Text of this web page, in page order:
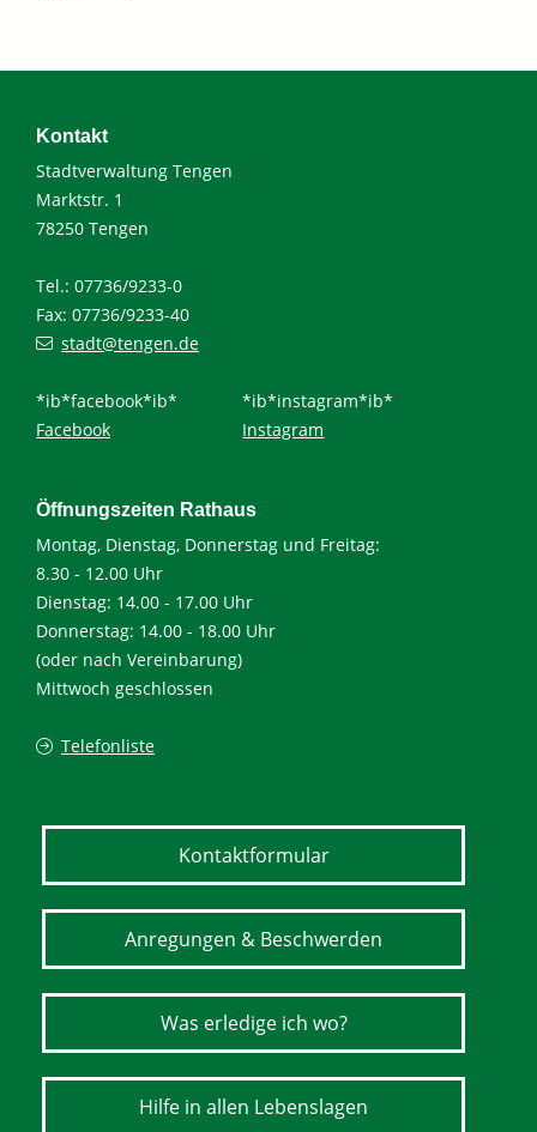
Kontakt
Stadtverwaltung Tengen
Marktstr. 1
78250 Tengen
Tel.: 07736/9233-0
Fax: 07736/9233-40
stadt@tengen.de
*ib*facebook*ib*
Facebook
*ib*instagram*ib*
Instagram
Öffnungszeiten Rathaus
Montag, Dienstag, Donnerstag und Freitag:
8.30 - 12.00 Uhr
Dienstag: 14.00 - 17.00 Uhr
Donnerstag: 14.00 - 18.00 Uhr
(oder nach Vereinbarung)
Mittwoch geschlossen
Telefonliste
Kontaktformular
Anregungen & Beschwerden
Was erledige ich wo?
Hilfe in allen Lebenslagen